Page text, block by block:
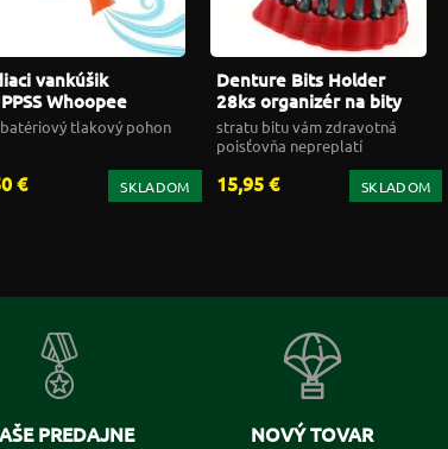
vankúšik
Whoopee
tlakový pohon
€ SKLADOM
Denture Bits Holder
28ks organizér na bity
GearMeUP
stratu bitu vám zdravotná
poisťovňa nepreplatí
15,95 € SKLADOM
PREDAJNE NOVÝ TOVAR